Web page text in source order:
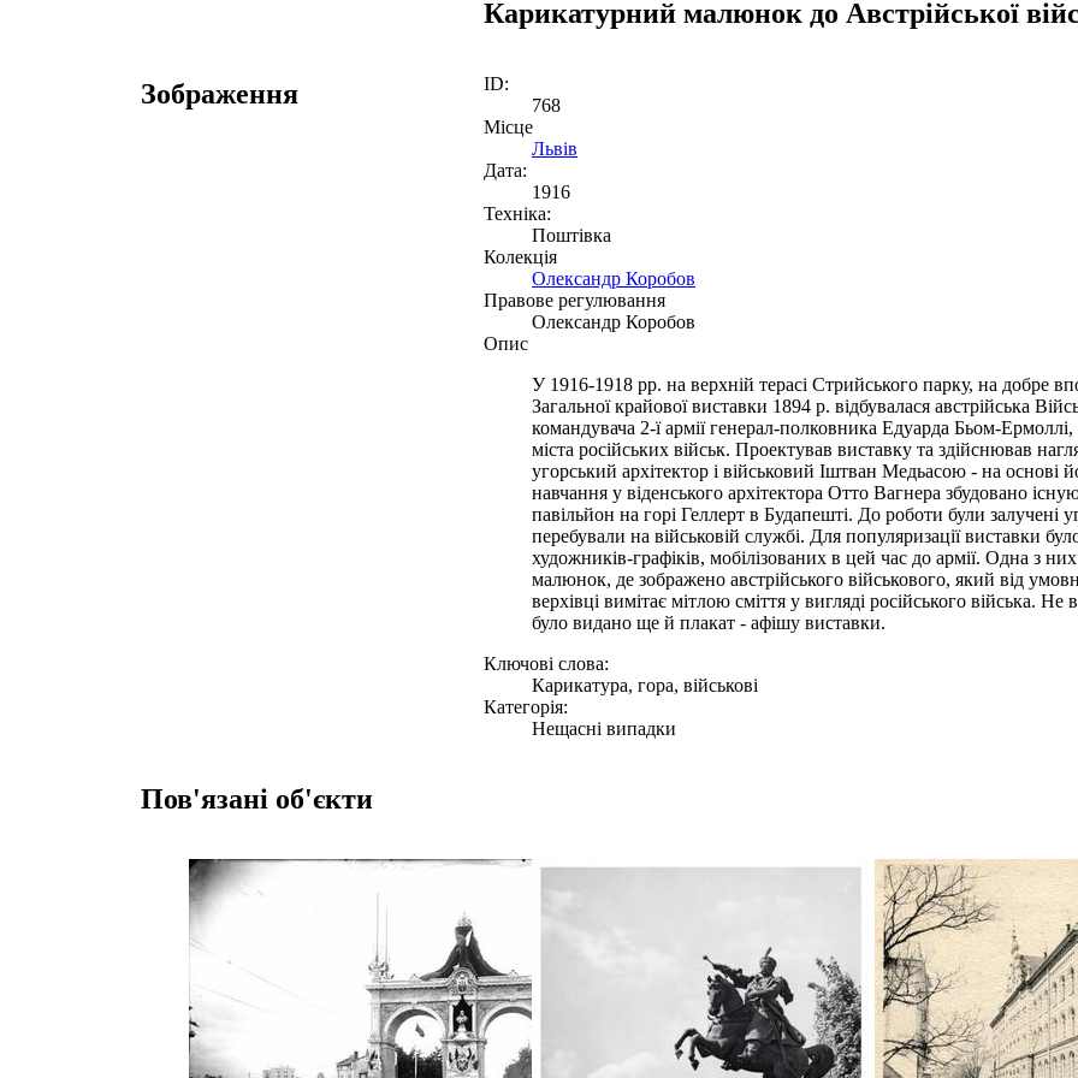
Карикатурний малюнок до Австрійської
Зображення
ID:
768
Місце
Львів
Дата:
1916
Техніка:
Поштівка
Колекція
Олександр Коробов
Правове регулювання
Олександр Коробов
Опис
У 1916-1918 рр. на верхній терасі Стрийського парку, на добре
Загальної крайової виставки 1894 р. відбувалася австрійська
командувача 2-ї армії генерал-полковника Едуарда Бьом-Ермоллі,
міста російських військ. Проектував виставку та здійснював
угорський архітектор і військовий Іштван Медьасою - на основі
навчання у віденського архітектора Отто Вагнера збудовано
павільйон на горі Геллерт в Будапешті. До роботи були залучені
перебували на військовій службі. Для популяризації виставки
художників-графіків, мобілізованих в цей час до армії. Одна з
малюнок, де зображено австрійського військового, який від
верхівці вимітає мітлою сміття у вигляді російського війська.
було видано ще й плакат - афішу виставки.
Ключові слова:
Карикатура, гора, військові
Категорія:
Нещасні випадки
Пов'язані об'єкти